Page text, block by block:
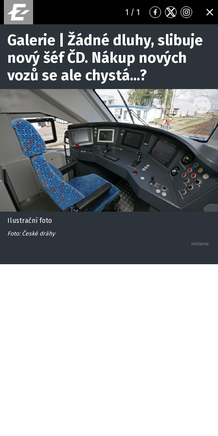
1 / 1
Přejít
na
Facebook
Přejít
na
Twitter
Přejít
na
Galerie | Žádné dluhy, slibuje
nový šéf ČD. Nákup nových
vozů se ale chystá...?
Ilustrační foto
Foto: České dráhy